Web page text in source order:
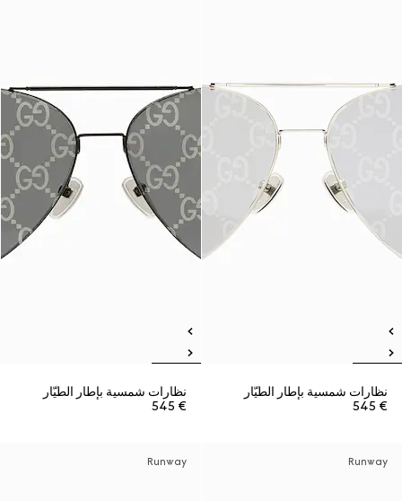
نظارات شمسية بإطار الطيّار
€ 545
نظارات شمسية بإطار الطيّار
€ 545
Runway
Runway